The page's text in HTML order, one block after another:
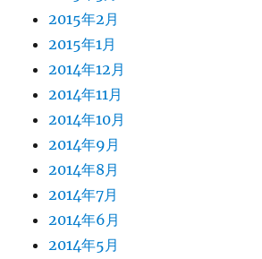
2015年2月
2015年1月
2014年12月
2014年11月
2014年10月
2014年9月
2014年8月
2014年7月
2014年6月
2014年5月